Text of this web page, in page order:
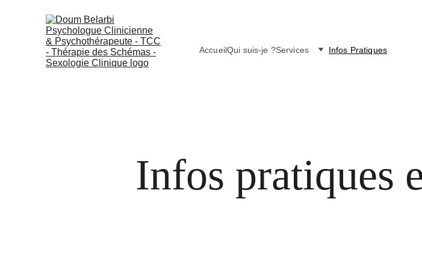
AccueilQui suis-je ?Services Infos Pratiques
Infos pratiques